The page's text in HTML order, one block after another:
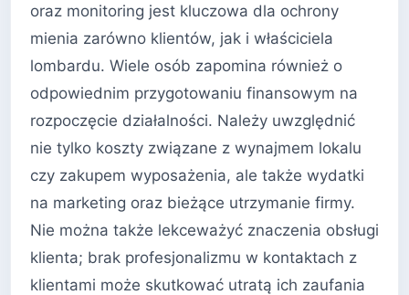
oraz monitoring jest kluczowa dla ochrony
mienia zarówno klientów, jak i właściciela
lombardu. Wiele osób zapomina również o
odpowiednim przygotowaniu finansowym na
rozpoczęcie działalności. Należy uwzględnić
nie tylko koszty związane z wynajmem lokalu
czy zakupem wyposażenia, ale także wydatki
na marketing oraz bieżące utrzymanie firmy.
Nie można także lekceważyć znaczenia obsługi
klienta; brak profesjonalizmu w kontaktach z
klientami może skutkować utratą ich zaufania